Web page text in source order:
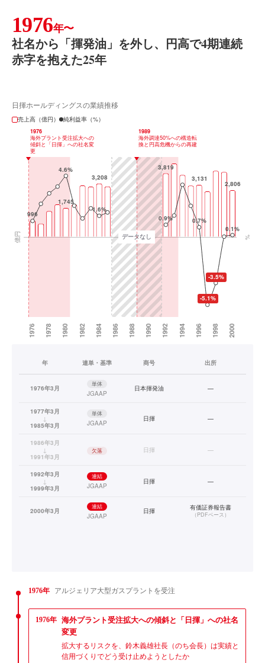
1976年〜
社名から「揮発油」を外し、円高で4期連続
赤字を抱えた25年
日揮ホールディングスの業績推移
売上高（億円）
純利益率（%）
年 連単・基準 商号 出所
1976年3月
単体
JGAAP
日本揮発油 —
1977年3月
↓
1985年3月
単体
JGAAP
日揮 —
1986年3月
↓
1991年3月
欠落 日揮 —
1992年3月
↓
1999年3月
連結
JGAAP
日揮 —
2000年3月
連結
JGAAP
日揮 有価証券報告書
（PDFベース）
1976年 アルジェリア大型ガスプラントを受注
1976年 海外プラント受注拡大への傾斜と「日揮」への社名
変更
拡大するリスクを、鈴木義雄社長（のち会長）は実績と
信用づくりでどう受け止めようとしたか